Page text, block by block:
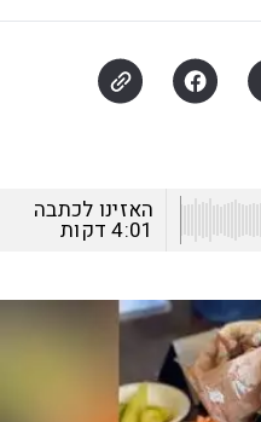
האזינו לכתבה
4:01דקות